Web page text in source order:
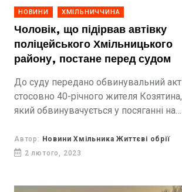
НОВИНИ ХМІЛЬНИЧЧИНА
Чоловік, що підірвав автівку
поліцейського Хмільницького
району, постане перед судом
До суду передано обвинувальний акт
стосовно 40-річного жителя Козятина,
який обвинувачується у посяганні на
органу.
Автор: Новини Хмільника Життєві обрії
2 лютого, 2023